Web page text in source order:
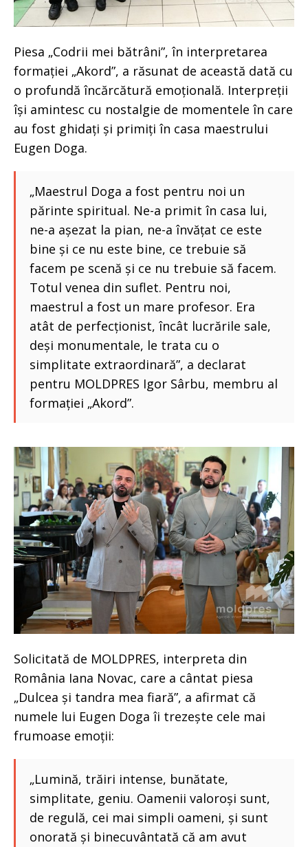
Piesa „Codrii mei bătrâni”, în interpretarea
formației „Akord”, a răsunat de această dată cu
o profundă încărcătură emoțională. Interpreții
își amintesc cu nostalgie de momentele în care
au fost ghidați și primiți în casa maestrului
Eugen Doga.
„Maestrul Doga a fost pentru noi un
părinte spiritual. Ne-a primit în casa lui,
ne-a așezat la pian, ne-a învățat ce este
bine și ce nu este bine, ce trebuie să
facem pe scenă și ce nu trebuie să facem.
Totul venea din suflet. Pentru noi,
maestrul a fost un mare profesor. Era
atât de perfecționist, încât lucrările sale,
deși monumentale, le trata cu o
simplitate extraordinară”, a declarat
pentru MOLDPRES Igor Sârbu, membru al
formației „Akord”.
Solicitată de MOLDPRES, interpreta din
România Iana Novac, care a cântat piesa
„Dulcea și tandra mea fiară”, a afirmat că
numele lui Eugen Doga îi trezește cele mai
frumoase emoții:
„Lumină, trăiri intense, bunătate,
simplitate, geniu. Oamenii valoroși sunt,
de regulă, cei mai simpli oameni, și sunt
onorată și binecuvântată că am avut